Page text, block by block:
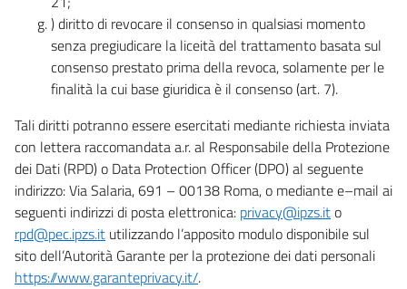
) diritto di revocare il consenso in qualsiasi momento
senza pregiudicare la liceità del trattamento basata sul
consenso prestato prima della revoca, solamente per le
finalità la cui base giuridica è il consenso (art. 7).
Tali diritti potranno essere esercitati mediante richiesta inviata
con lettera raccomandata a.r. al Responsabile della Protezione
dei Dati (RPD) o Data Protection Officer (DPO) al seguente
indirizzo: Via Salaria, 691 – 00138 Roma, o mediante e–mail ai
seguenti indirizzi di posta elettronica: privacy@ipzs.ito
rpd@pec.ipzs.it utilizzando l’apposito modulo disponibile sul
sito dell’Autorità Garante per la protezione dei dati personali
https://www.garanteprivacy.it/.